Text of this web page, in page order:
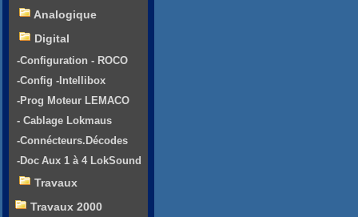
Analogique
Digital
-Configuration - ROCO
-Config -Intellibox
-Prog Moteur LEMACO
- Cablage Lokmaus
-Connécteurs.Décodes
-Doc Aux 1 à 4 LokSound
Travaux
Travaux 2000